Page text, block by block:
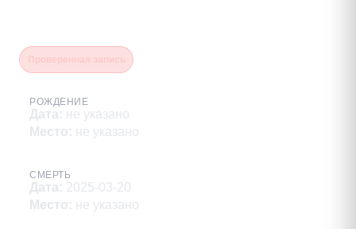
РОЖДЕНИЕ
Дата: не указано
Место: не указано
СМЕРТЬ
Дата: 2025-03-20
Место: не указано